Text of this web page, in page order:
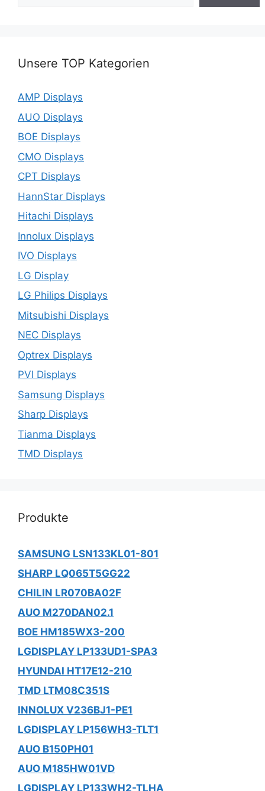
Unsere TOP Kategorien
AMP Displays
AUO Displays
BOE Displays
CMO Displays
CPT Displays
HannStar Displays
Hitachi Displays
Innolux Displays
IVO Displays
LG Display
LG Philips Displays
Mitsubishi Displays
NEC Displays
Optrex Displays
PVI Displays
Samsung Displays
Sharp Displays
Tianma Displays
TMD Displays
Produkte
SAMSUNG LSN133KL01-801
SHARP LQ065T5GG22
CHILIN LR070BA02F
AUO M270DAN02.1
BOE HM185WX3-200
LGDISPLAY LP133UD1-SPA3
HYUNDAI HT17E12-210
TMD LTM08C351S
INNOLUX V236BJ1-PE1
LGDISPLAY LP156WH3-TLT1
AUO B150PH01
AUO M185HW01VD
LGDISPLAY LP133WH2-TLHA